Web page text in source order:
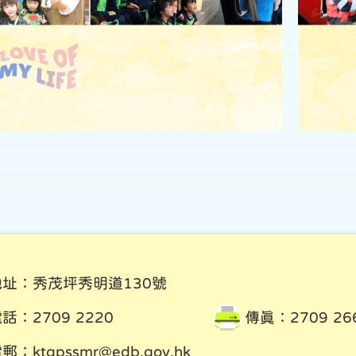
址：秀茂坪秀明道130號
話：2709 2220 傳真：2709
： ktgpssmr@edb.gov.hk